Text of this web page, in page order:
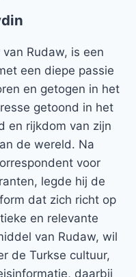
Rudaw, is een
een diepe passie
en getogen in het
getoond in het
en rijkdom van zijn
de wereld. Na
voor
legde hij de
dat zich richt op
en relevante
van Rudaw, wil
de Turkse cultuur,
daarbij